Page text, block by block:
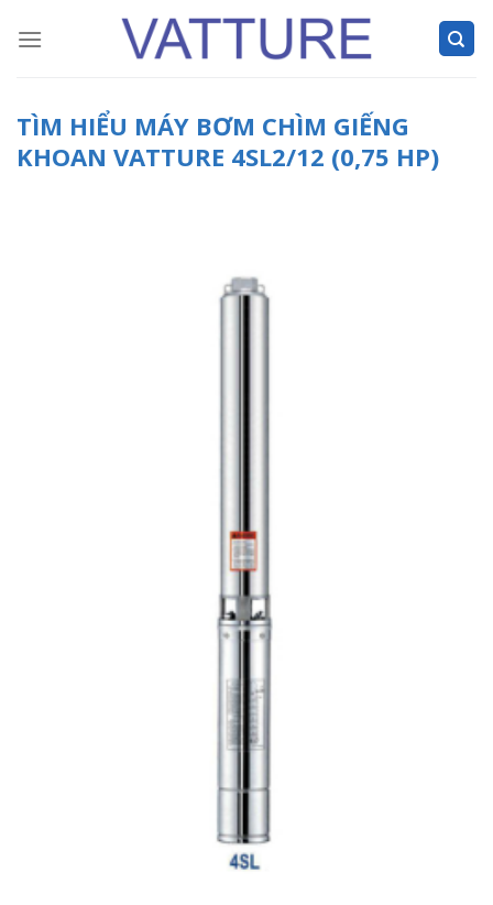
TÌM HIỂU MÁY BƠM CHÌM GIẾNG
KHOAN VATTURE 4SL2/12 (0,75 HP)